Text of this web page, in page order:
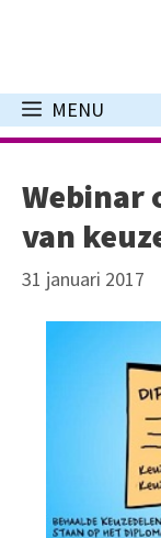
inhoud
MENU
Webinar
van
31 januari 2017